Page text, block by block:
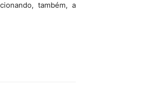
também, a